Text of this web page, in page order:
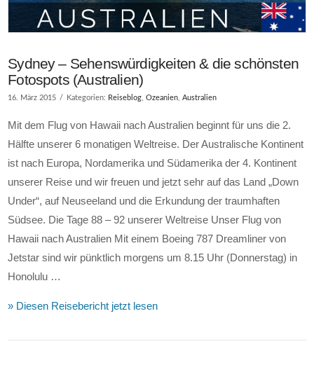
VIEW POST
Sydney – Sehenswürdigkeiten & die schönsten
Fotospots (Australien)
16. März 2015 Kategorien: Reiseblog ,Ozeanien ,Australien
Mit dem Flug von Hawaii nach Australien beginnt für uns die 2.
Hälfte unserer 6 monatigen Weltreise. Der Australische Kontinent
ist nach Europa, Nordamerika und Südamerika der 4. Kontinent
unserer Reise und wir freuen und jetzt sehr auf das Land „Down
Under“, auf Neuseeland und die Erkundung der traumhaften
Südsee. Die Tage 88 – 92 unserer Weltreise Unser Flug von
Hawaii nach Australien Mit einem Boeing 787 Dreamliner von
Jetstar sind wir pünktlich morgens um 8.15 Uhr (Donnerstag) in
Honolulu …
» Diesen Reisebericht jetzt lesen